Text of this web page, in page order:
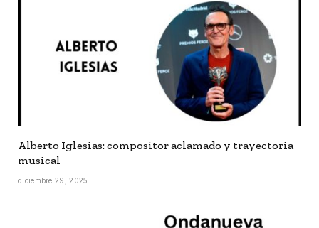
Alberto Iglesias: compositor aclamado y trayectoria
musical
diciembre 29, 2025